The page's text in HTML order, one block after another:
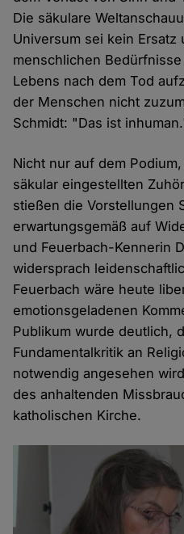
Die säkulare
Universum sei kein Ersatz
menschlichen
Lebens nach dem Tod
der Menschen nicht
Schmidt: "Das ist
Nicht nur auf dem
säkular eingestellten
stießen die Vorstellungen
erwartungsgemäß auf
und Feuerbach-Kennerin
widersprach
Feuerbach wäre heute
emotionsgeladenen
Publikum wurde deutlich,
Fundamentalkritik an
notwendig angesehen
des anhaltenden
katholischen Kirche.